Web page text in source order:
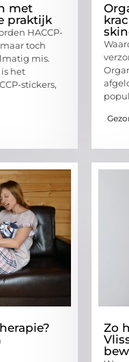
met
praktijk
HACCP-
toch
mis.
het
stickers,
Zo